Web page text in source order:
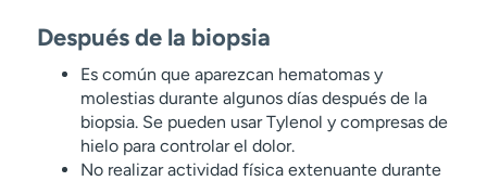
Después de la biopsia
Es común que aparezcan hematomas y
molestias durante algunos días después de la
biopsia. Se pueden usar Tylenol y compresas de
hielo para controlar el dolor.
No realizar actividad física extenuante durante